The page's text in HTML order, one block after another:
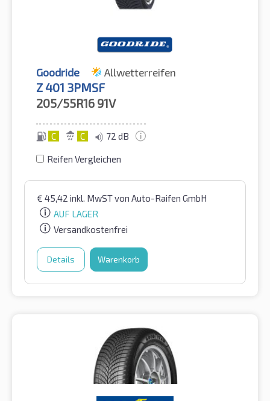
Goodride Allwetterreifen
Z 401 3PMSF
205/55R16 91V
C C 72 dB
Reifen Vergleichen
€ 45,42 inkl. MwSTvon Auto-Raifen GmbH
AUF LAGER
Versandkostenfrei
Details Warenkorb